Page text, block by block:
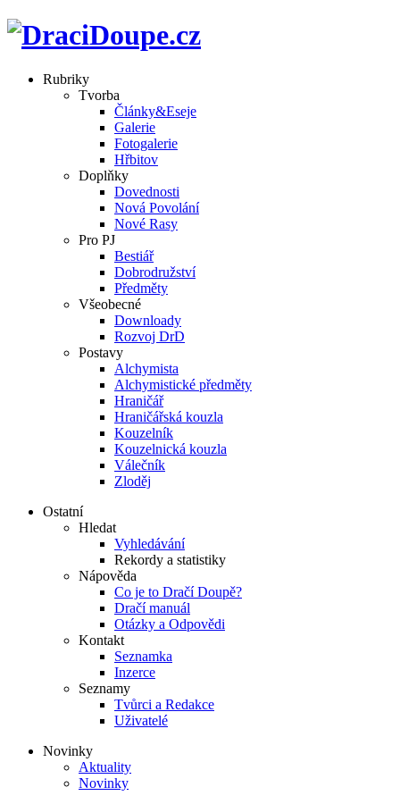
Rubriky
Tvorba
Články&Eseje
Galerie
Fotogalerie
Hřbitov
Doplňky
Dovednosti
Nová Povolání
Nové Rasy
Pro PJ
Bestiář
Dobrodružství
Předměty
Všeobecné
Downloady
Rozvoj DrD
Postavy
Alchymista
Alchymistické předměty
Hraničář
Hraničářská kouzla
Kouzelník
Kouzelnická kouzla
Válečník
Zloděj
Ostatní
Hledat
Vyhledávání
Rekordy a statistiky
Nápověda
Co je to Dračí Doupě?
Dračí manuál
Otázky a Odpovědi
Kontakt
Seznamka
Inzerce
Seznamy
Tvůrci a Redakce
Uživatelé
Novinky
Aktuality
Novinky